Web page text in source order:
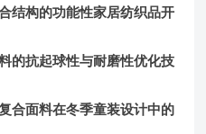
结构的功能性家居纺织品开
的抗起球性与耐磨性优化技
合面料在冬季童装设计中的